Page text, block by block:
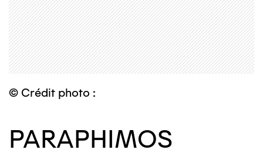
© Crédit photo :
PARAPHIMOS